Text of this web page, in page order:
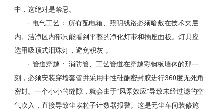
中，这绝对是禁忌。
· 电气工艺： 所有配电箱、照明线路必须暗敷在技术夹层
内。洁净区内部只能看到平整的净化灯带和插座面板。灯具应
选用吸顶式泪珠灯，避免积灰 。
· 管道穿越： 消防管、工艺管道在穿越彩钢板墙体的那一
刻，必须安装穿墙套管并采用中性硅酮密封胶进行360度无死角
密封。一个小小的缝隙，就会由于“风泵效应”导致未经过滤的空
气吹入，直接导致尘埃粒子计数器报警。这是无尘车间装修施